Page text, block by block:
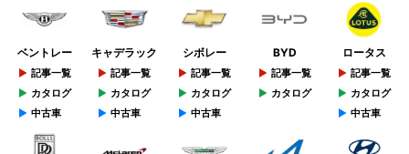
ベントレー
記事一覧
カタログ
中古車
キャデラック
記事一覧
カタログ
中古車
シボレー
記事一覧
カタログ
中古車
BYD
記事一覧
カタログ
ロータス
記事一覧
カタログ
中古車